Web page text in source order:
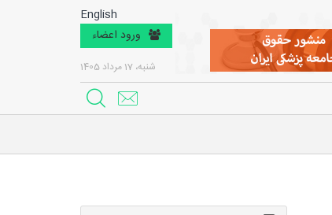
English
ورود اعضاء
شنبه، 17 مرداد 1405